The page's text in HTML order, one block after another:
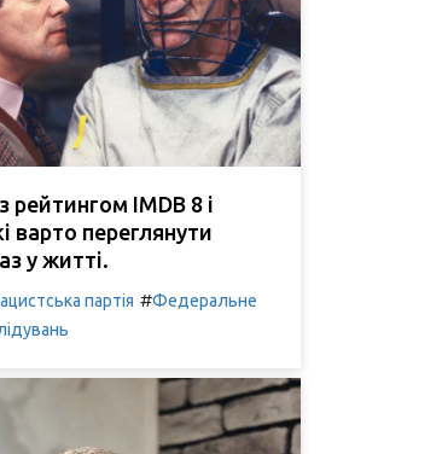
рейтингом IMDB 8 і
варто переглянути
у житті.
партія #Федеральне